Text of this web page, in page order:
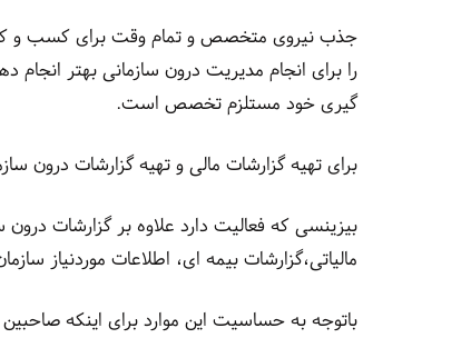
جذب نیروی متخصص و تمام وقت برای کسب و کار
را برای انجام مدیریت درون سازمانی بهتر انجام
گیری خود مستلزم تخصص است.
برای تهیه گزارشات مالی و تهیه گزارشات درون
بیزینسی که فعالیت دارد علاوه بر گزارشات
مالیاتی،گزارشات بیمه ای، اطلاعات موردنیاز
باتوجه به حساسیت این موارد برای اینکه